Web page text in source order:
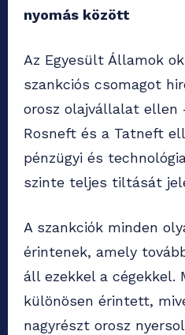
nyomás között
Az Egyesült Államok
szankciós csomagot
orosz olajvállalat ellen
Rosneft és a Tatneft
pénzügyi és
szinte teljes tiltását
A szankciók minden
érintenek, amely
áll ezekkel a cégekkel.
különösen érintett,
nagyrészt orosz